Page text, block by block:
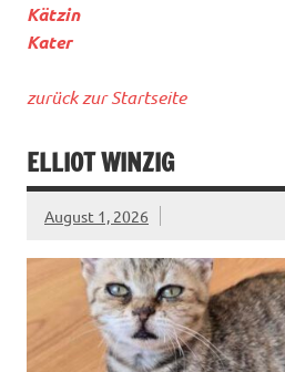
Kätzin
Kater
zurück zur Startseite
ELLIOT WINZIG
August 1, 2026